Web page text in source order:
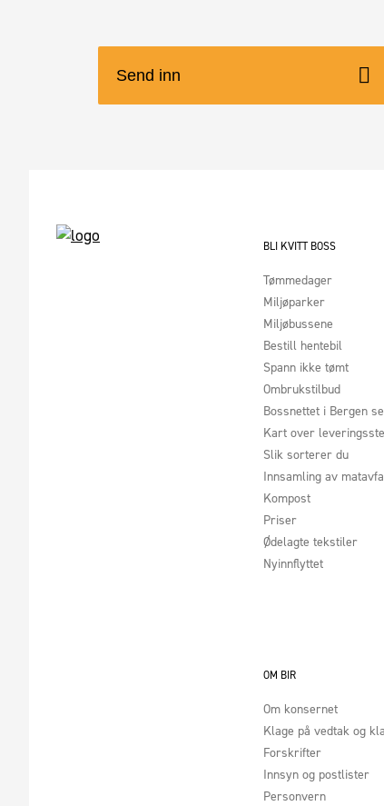
BLI KVITT BOSS
Tømmedager
Miljøparker
Miljøbussene
Bestill hentebil
Spann ikke tømt
Ombrukstilbud
Bossnettet i Bergen
Kart over
Slik sorterer du
Innsamling av
Kompost
Priser
Ødelagte tekstiler
Nyinnflyttet
OM BIR
Om konsernet
Klage på vedtak og
Forskrifter
Innsyn og postlister
Personvern